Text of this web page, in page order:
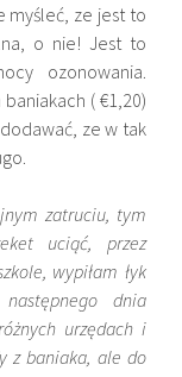
myśleć, ze jest to
o nie! Jest to
ozonowania.
( €1,20)
ze w tak
zatruciu, tym
uciąć, przez
wypiłam łyk
dnia
urzędach i
z baniaka, ale do